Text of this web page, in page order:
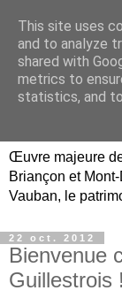
Œuvre majeure
Briançon et
Vauban, le
22 oct. 2012
Bienvenue
Guillestrois !
This site uses
and to analyze
shared with
metrics to
statistics, and